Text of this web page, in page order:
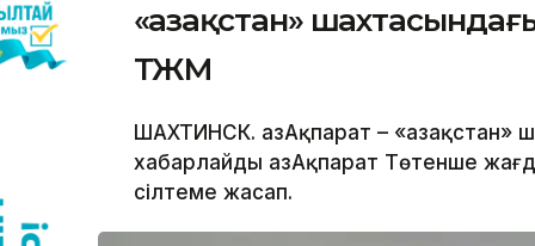
«Қазақстан»
ТЖМ
ШАХТИНСК. ҚазАқпарат –
хабарлайды ҚазАқпарат Төтенше
сілтеме жасап.